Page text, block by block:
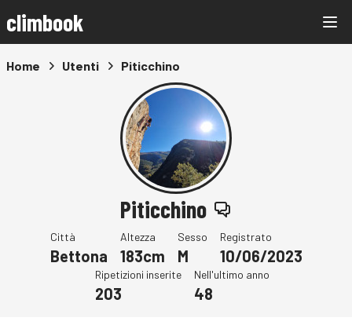
climbook
Home Utenti Piticchino
Piticchino
Città
Bettona
Altezza
183cm
Sesso
M
Registrato
10/06/2023
Ripetizioni inserite
203
Nell'ultimo anno
48